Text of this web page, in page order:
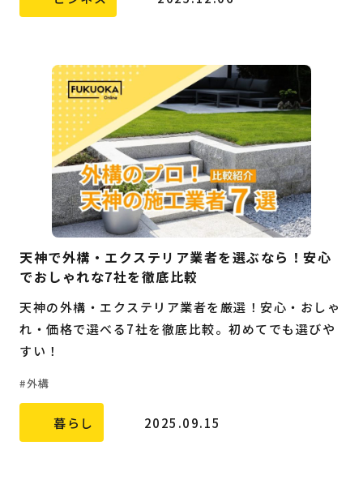
天神で外構・エクステリア業者を選ぶなら！安心
でおしゃれな7社を徹底比較
天神の外構・エクステリア業者を厳選！安心・おしゃ
れ・価格で選べる7社を徹底比較。初めてでも選びや
すい！
外構
暮らし 2025.09.15